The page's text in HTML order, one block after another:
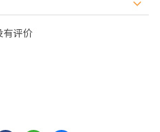
有评价